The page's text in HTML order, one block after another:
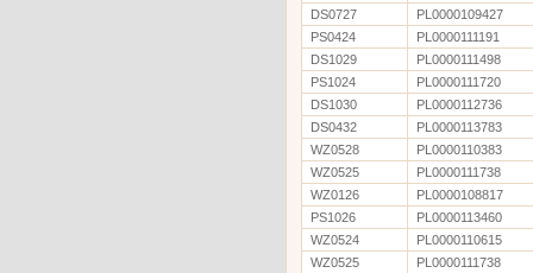
DS0727
PL0000109427
PS0424
PL0000111191
DS1029
PL0000111498
PS1024
PL0000111720
DS1030
PL0000112736
DS0432
PL0000113783
WZ0528
PL0000110383
WZ0525
PL0000111738
WZ0126
PL0000108817
PS1026
PL0000113460
WZ0524
PL0000110615
WZ0525
PL0000111738